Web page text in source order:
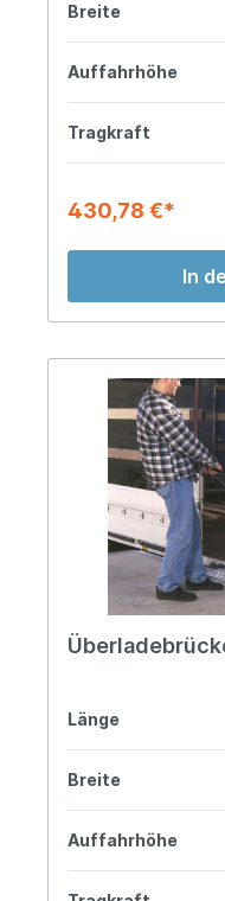
Breite
Auffahrhöhe
Tragkraft
430,78 €*
In
Länge
Breite
Auffahrhöhe